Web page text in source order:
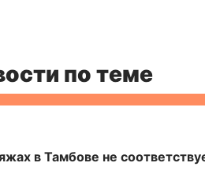
по теме
в Тамбове не